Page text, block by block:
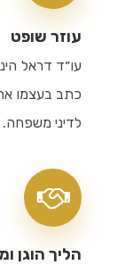
עוזר שופט
עו״ד דראל
כתב בעצמו
לדיני משפחה.
הליך הוגן